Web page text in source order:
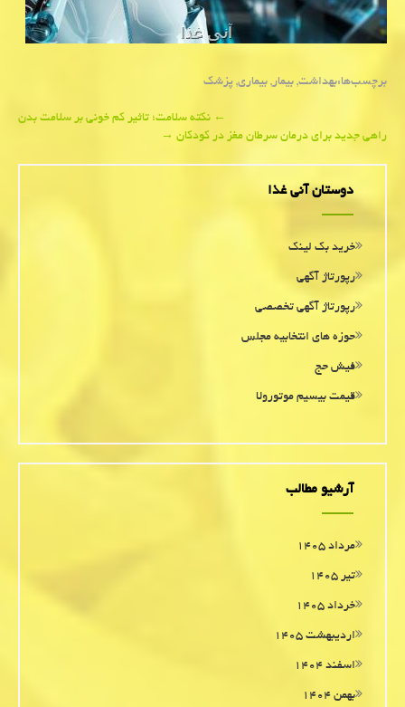
برچسب‌ها:بهداشت,بیمار,بیماری,پزشك
navigation
←نكته سلامت؛ تاثیر كم خونی بر سلامت بدن
راهی جدید برای درمان سرطان مغز در كودكان→
دوستان آنی غذا
خرید بک لینک
رپورتاژ آگهی
رپورتاژ آگهی تخصصی
حوزه های انتخابیه مجلس
فیش حج
قیمت بیسیم موتورولا
آرشیو مطالب
مرداد ۱۴۰۵
تیر ۱۴۰۵
خرداد ۱۴۰۵
اردیبهشت ۱۴۰۵
اسفند ۱۴۰۴
بهمن ۱۴۰۴